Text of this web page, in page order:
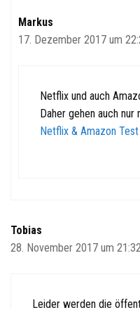
Markus
17. Dezember 2017 um
Netflix und auch
Daher gehen auch
Netflix & Amazon
Tobias
28. November 2017 um 21:32
Leider werden die